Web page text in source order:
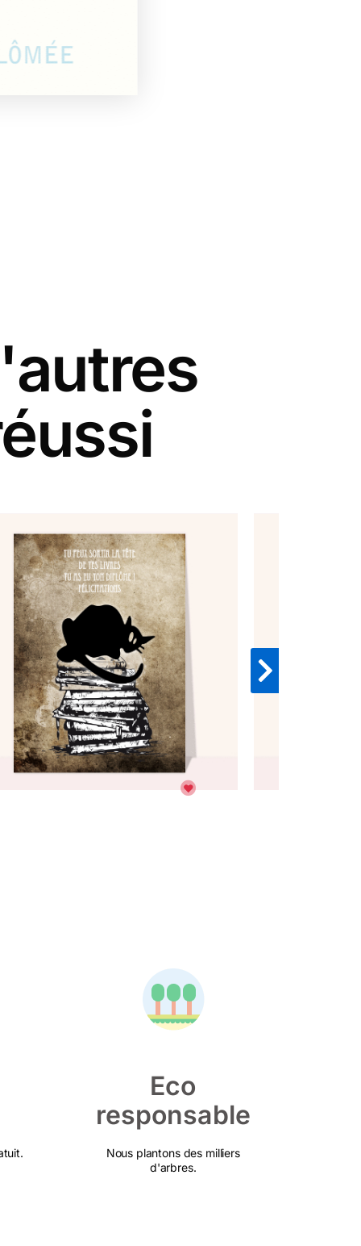
Eco
responsable
Nous plantons des milliers
d'arbres.